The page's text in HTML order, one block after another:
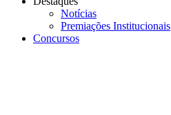
Notícias
Premiações Institucionais
Concursos